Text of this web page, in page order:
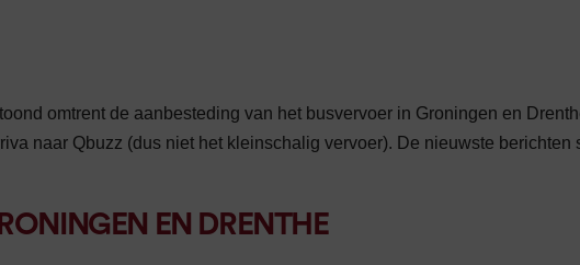
omtrent de aanbesteding van het busvervoer in Groningen en
naar Qbuzz (dus niet het kleinschalig vervoer). De nieuwste berichten
EN DRENTHE